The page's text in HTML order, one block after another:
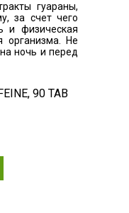
гуараны,
за счет чего
и физическая
организма. Не
ночь и перед
90 TAB